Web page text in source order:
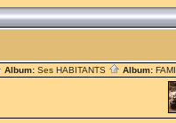
Album: Ses HABITANTS Album: